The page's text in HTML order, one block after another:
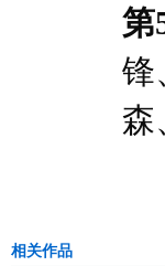
第
锋
森
相关作品